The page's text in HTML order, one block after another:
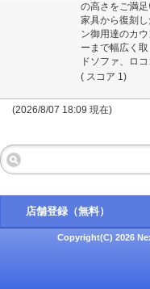
の高さをご満
家具から復刻
ン御用達のカ
ーまで幅広く
ドソファ、ロ
( スコア 1)
(2026/8/07 18:09 現在)
店舗登録（無料）
Copyright(C) 2026